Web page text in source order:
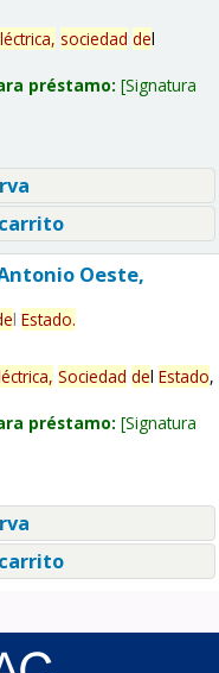
sociedad del
préstamo: Signatura
Oeste,
l Estado.
Sociedad del Estado,
préstamo: Signatura